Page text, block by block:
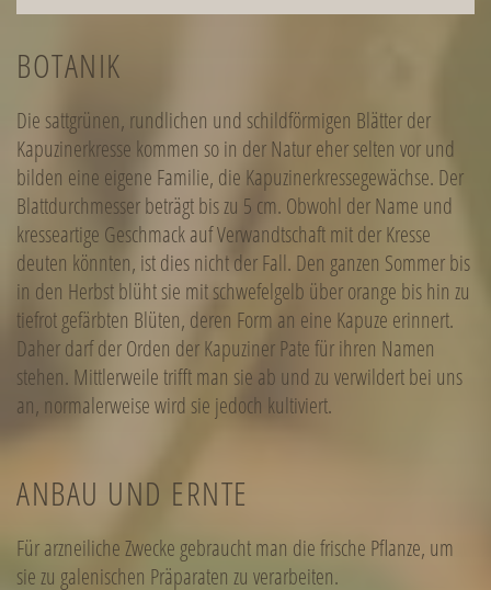
BOTANIK
Die sattgrünen, rundlichen und schildförmigen Blätter der
Kapuzinerkresse kommen so in der Natur eher selten vor und
bilden eine eigene Familie, die Kapuzinerkressegewächse. Der
Blattdurchmesser beträgt bis zu 5 cm. Obwohl der Name und
kresseartige Geschmack auf Verwandtschaft mit der Kresse
deuten könnten, ist dies nicht der Fall. Den ganzen Sommer bis
in den Herbst blüht sie mit schwefelgelb über orange bis hin zu
tiefrot gefärbten Blüten, deren Form an eine Kapuze erinnert.
Daher darf der Orden der Kapuziner Pate für ihren Namen
stehen. Mittlerweile trifft man sie ab und zu verwildert bei uns
an, normalerweise wird sie jedoch kultiviert.
ANBAU UND ERNTE
Für arzneiliche Zwecke gebraucht man die frische Pflanze, um
sie zu galenischen Präparaten zu verarbeiten.